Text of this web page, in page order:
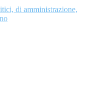
di amministrazione,